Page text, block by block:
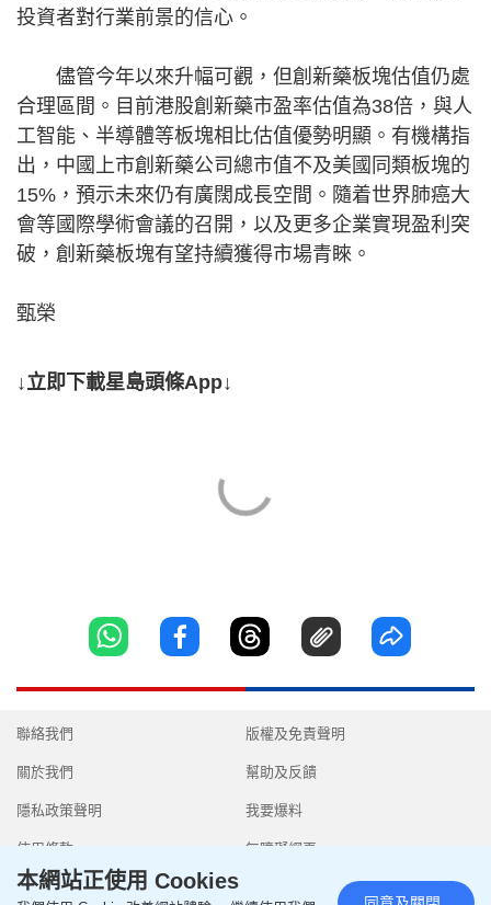
投資者對行業前景的信心。
儘管今年以來升幅可觀，但創新藥板塊估值仍處
合理區間。目前港股創新藥市盈率估值為38倍，與人
工智能、半導體等板塊相比估值優勢明顯。有機構指
出，中國上市創新藥公司總市值不及美國同類板塊的
15%，預示未來仍有廣闊成長空間。隨着世界肺癌大
會等國際學術會議的召開，以及更多企業實現盈利突
破，創新藥板塊有望持續獲得市場青睞。
甄榮
↓立即下載星島頭條App↓
聯絡我們
關於我們
隱私政策聲明
使用條款
版權及免責聲明
幫助及反饋
我要爆料
無障礙網頁
本網站正使用 Cookies